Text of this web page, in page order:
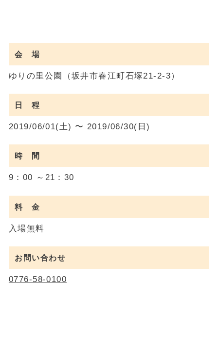
会 場
ゆりの里公園（坂井市春江町石塚21-2-3）
日 程
2019/06/01(土) 〜 2019/06/30(日)
時 間
9：00 ～21：30
料 金
入場無料
お問い合わせ
0776-58-0100